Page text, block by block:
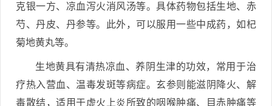
克银一方、凉血泻火消风汤等。具体药物包括生地、赤
芍、丹皮、丹参等。此外，可以服用一些中成药，如杞
菊地黄丸等。
生地黄具有清热凉血、养阴生津的功效，常用于治
疗热入营血、温毒发斑等病症。玄参则能滋阴降火、解
毒散结，适用于虚火上炎所致的咽喉肿痛、目赤肿痛等